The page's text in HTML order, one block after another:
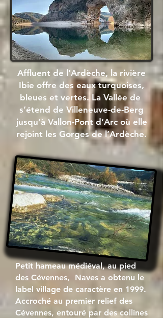
Affluent de l’Ardèche, la rivière
Ibie offre des eaux turquoises,
bleues et vertes. La Vallée de
s’étend de Villeneuve-de-Berg
jusqu’à Vallon-Pont d’Arc où elle
rejoint les Gorges de l’Ardèche.
Petit hameau médiéval, au pied
des Cévennes, Naves a obtenu le
label village de caractère en 1999.
Accroché au premier relief des
Cévennes, entouré par des collines